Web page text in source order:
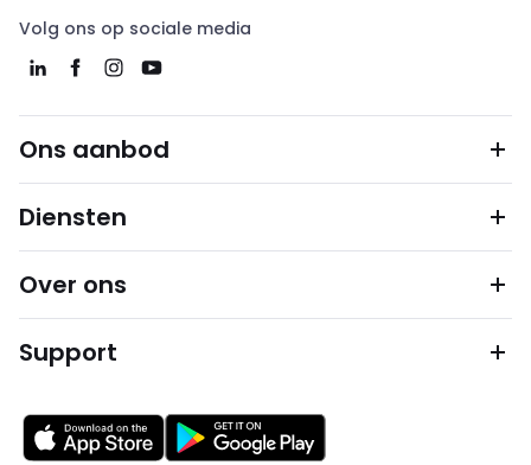
Volg ons op sociale media
Ons aanbod
Diensten
Over ons
Support